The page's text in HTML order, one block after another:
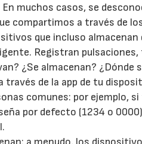
muchos casos, se
compartimos a través de
que incluso
Registran
¿Se almacenan?
través de la app de tu
comunes: por ejemplo,
por defecto (1234 o